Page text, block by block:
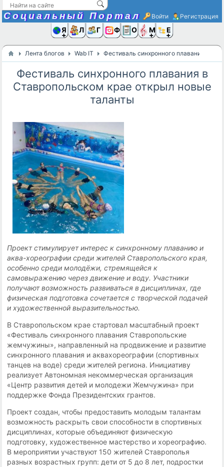
Социальный Портал Войти Регистрация
Я иЛюди
Группы
Фото Ещё
Лента блогов Wab IT Фестиваль синхронного плавания в
Фестиваль синхронного плавания в
Ставропольском крае открыл новые
таланты
Проект стимулирует интерес к синхронному плаванию и
аква-хореографии среди жителей Ставропольского края,
особенно среди молодёжи, стремящейся к
самовыражению через движение и воду. Участники
получают возможность развиваться в дисциплинах, где
физическая подготовка сочетается с творческой подачей
и художественной выразительностью.
В Ставропольском крае стартовал масштабный проект
«Фестиваль синхронного плавания Ставропольские
жемчужины», направленный на продвижение и развитие
синхронного плавания и аквахореографии (спортивных
танцев на воде) среди жителей региона. Инициативу
реализует Автономная некоммерческая организация
«Центр развития детей и молодежи Жемчужина» при
поддержке Фонда Президентских грантов.
Проект создан, чтобы предоставить молодым талантам
возможность раскрыть свои способности в спортивных
дисциплинах, которые объединяют физическую
подготовку, художественное мастерство и хореографию.
В мероприятии участвуют 150 жителей Ставрополья
разных возрастных групп: дети от 5 до 8 лет, подростки